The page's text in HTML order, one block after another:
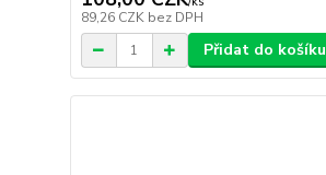
89,26 CZK bez DPH
Přidat do košíku